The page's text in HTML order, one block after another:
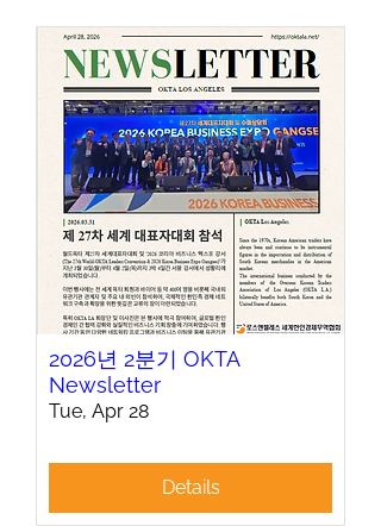
2026년 2분기 OKTA
Newsletter
Tue, Apr 28
Details